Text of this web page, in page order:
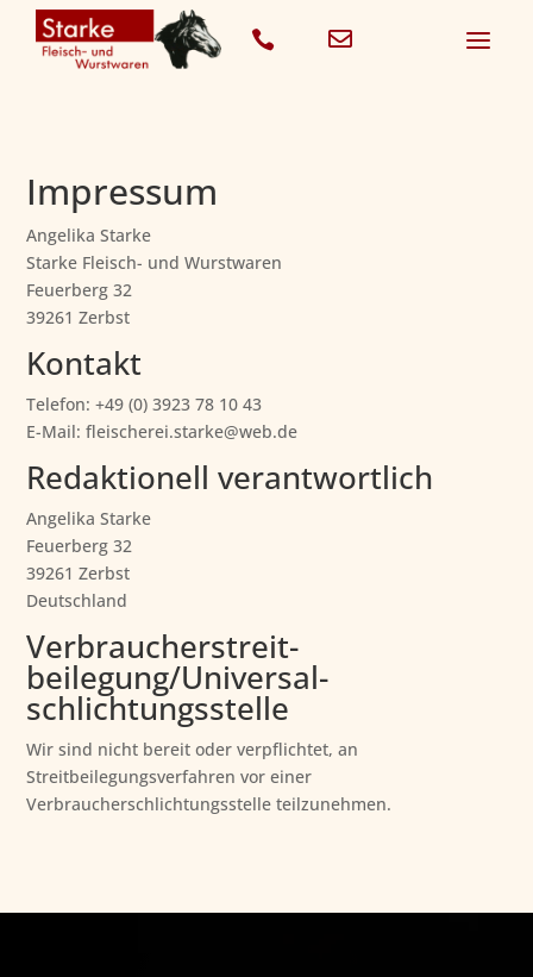
  a
Impressum
Angelika Starke
Starke Fleisch- und Wurstwaren
Feuerberg 32
39261 Zerbst
Kontakt
Telefon: +49 (0) 3923 78 10 43
E-Mail: fleischerei.starke@web.de
Redaktionell verantwortlich
Angelika Starke
Feuerberg 32
39261 Zerbst
Deutschland
Verbraucher­streit­
beilegung/Universal­
schlichtungs­stelle
Wir sind nicht bereit oder verpflichtet, an
Streitbeilegungsverfahren vor einer
Verbraucherschlichtungsstelle teilzunehmen.